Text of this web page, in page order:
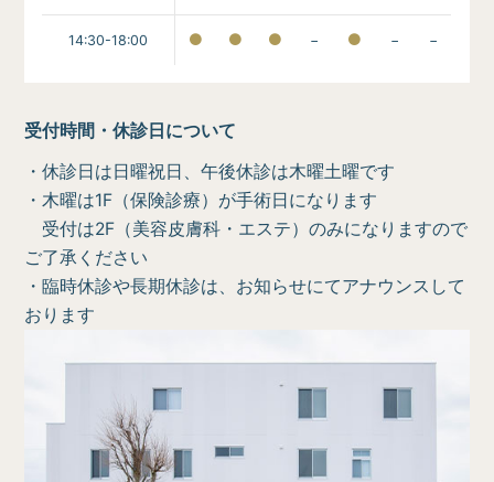
14:30-18:00 − − −
受付時間・休診日について
・休診日は日曜祝日、午後休診は木曜土曜です
・木曜は1F（保険診療）が手術日になります
受付は2F（美容皮膚科・エステ）のみになりますので
ご了承ください
・臨時休診や長期休診は、お知らせにてアナウンスして
おります